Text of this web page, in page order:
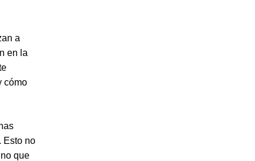
a
en la
cómo
Esto no
que